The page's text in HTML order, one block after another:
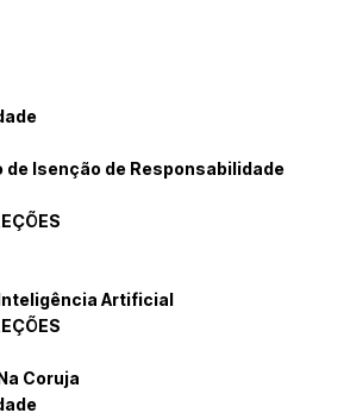
de Isenção de Responsabilidade
Artificial
Coruja